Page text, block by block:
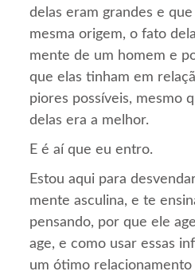
delas eram grandes e
mesma origem, o fato
mente de um homem e
que elas tinham em
piores possíveis, mesmo
delas era a melhor.
E é aí que eu entro.
Estou aqui para
mente asculina, e te
pensando, por que ele
age, e como usar essas
um ótimo